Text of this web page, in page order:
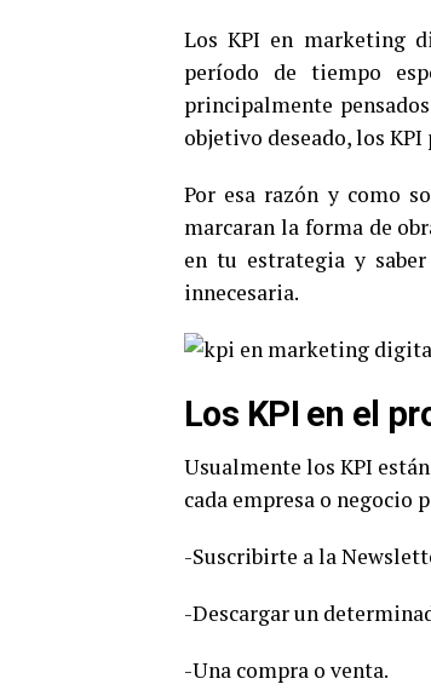
Los KPI en marketing
período de tiempo
principalmente
objetivo deseado, los
Por esa razón y como
marcaran la forma de
en tu estrategia y
innecesaria.
Los KPI en el
Usualmente los KPI
cada empresa o negocio
-Suscribirte a la
-Descargar un
-Una compra o venta.